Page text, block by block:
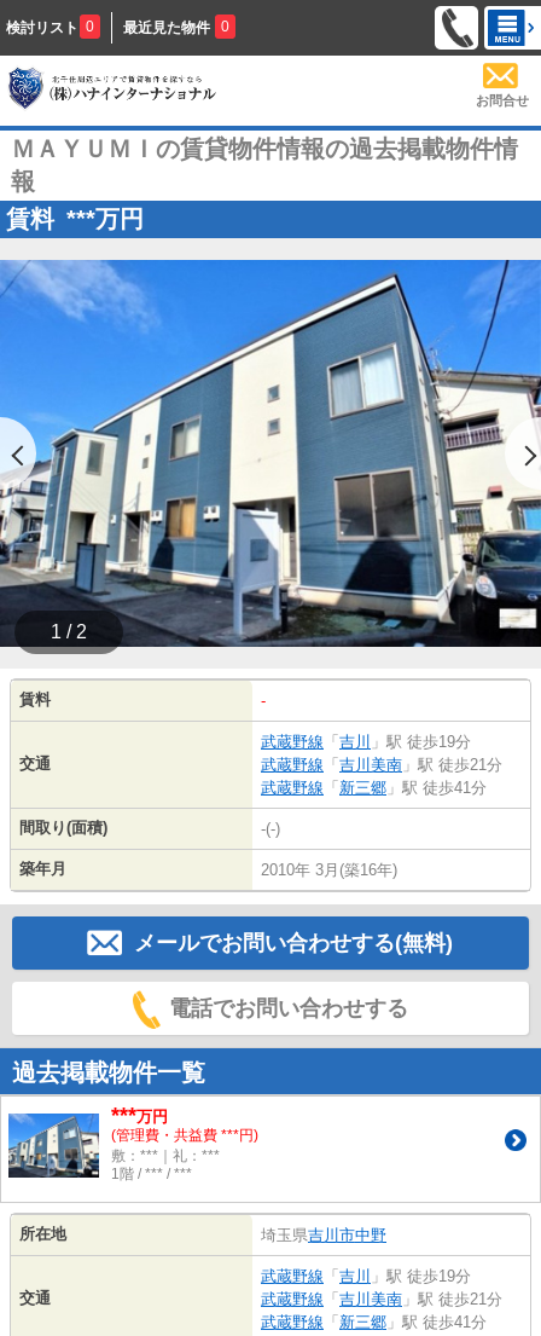
検討リスト 0 最近見た物件 0
お問合せ
ＭＡＹＵＭＩの賃貸物件情報の過去掲載物件情
報
賃料 ***万円
1 / 2
賃料 -
交通
武蔵野線 「吉川 」駅 徒歩19分
武蔵野線 「吉川美南 」駅 徒歩21分
武蔵野線 「新三郷 」駅 徒歩41分
間取り(面積) -(-)
築年月 2010年 3月(築16年)
メールでお問い合わせする(無料)
電話でお問い合わせする
過去掲載物件一覧
***万円
(管理費・共益費 ***円)
敷：***｜礼：***
1階 / *** / ***
所在地 埼玉県吉川市中野
交通
武蔵野線 「吉川 」駅 徒歩19分
武蔵野線 「吉川美南 」駅 徒歩21分
武蔵野線 「新三郷 」駅 徒歩41分